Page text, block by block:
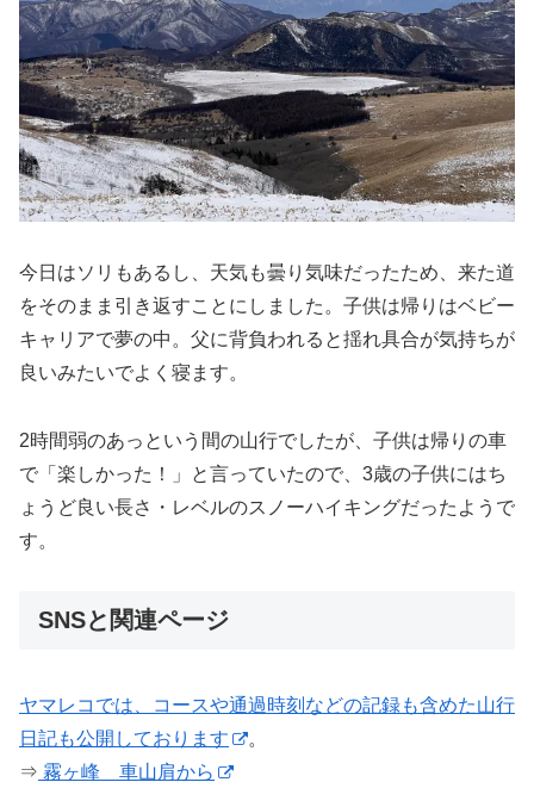
今日はソリもあるし、天気も曇り気味だったため、来た道
をそのまま引き返すことにしました。子供は帰りはベビー
キャリアで夢の中。父に背負われると揺れ具合が気持ちが
良いみたいでよく寝ます。
2時間弱のあっという間の山行でしたが、子供は帰りの車
で「楽しかった！」と言っていたので、3歳の子供にはち
ょうど良い長さ・レベルのスノーハイキングだったようで
す。
SNSと関連ページ
ヤマレコでは、コースや通過時刻などの記録も含めた山行
日記も公開しております
。
⇒ 霧ヶ峰 車山肩から